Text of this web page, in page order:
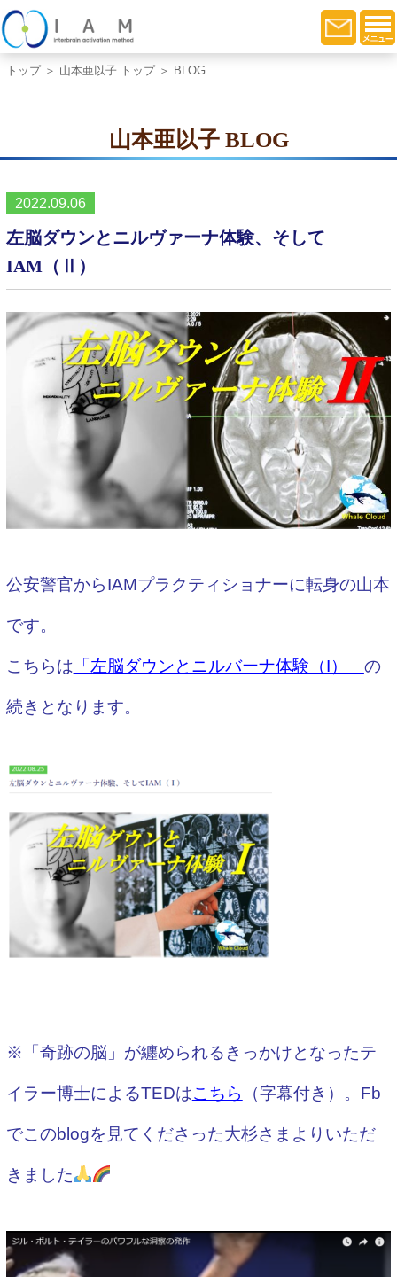
トップ＞ 山本亜以子 トップ＞ BLOG
山本亜以子 BLOG
2022.09.06
左脳ダウンとニルヴァーナ体験、そして
IAM（Ⅱ）
公安警官からIAMプラクティショナーに転身の山本
です。
こちらは 「左脳ダウンとニルバーナ体験（I）」 の
続きとなります。
※「奇跡の脳」が纏められるきっかけとなったテ
イラー博士によるTEDはこちら （字幕付き）。Fb
でこのblogを見てくださった大杉さまよりいただ
きました